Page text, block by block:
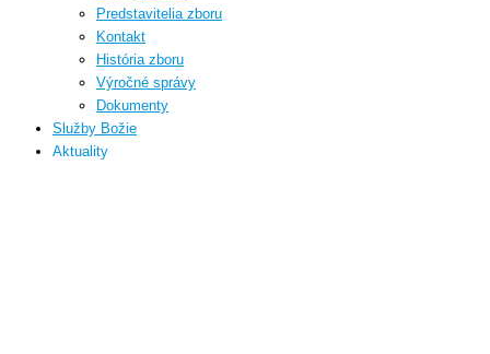
Predstavitelia zboru
Kontakt
História zboru
Výročné správy
Dokumenty
Služby Božie
Aktuality